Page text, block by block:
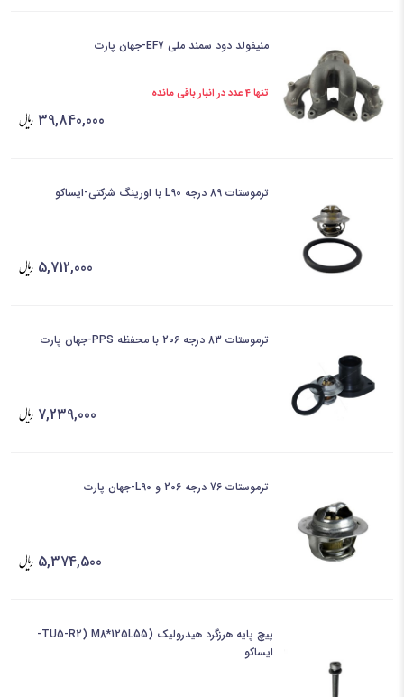
منیفولد دود سمند ملی EF7-جهان پارت
تنها 4 عدد در انبار باقی مانده
39,840,000
ترموستات 89 درجه L90 با اورینگ شرکتی-ایساکو
5,712,000
ترموستات 83 درجه 206 با محفظه PPS-جهان پارت
7,239,000
ترموستات 76 درجه 206 و L90-جهان پارت
5,374,500
پیچ پایه هرزگرد هیدرولیک (TU5-R2) M8*125L55-
ایساکو